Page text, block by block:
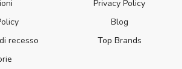
Privacy Policy
Blog
recesso
Top Brands